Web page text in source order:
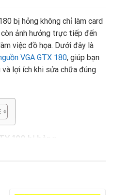
bị hỏng không chỉ làm card
ảnh hưởng trực tiếp đến
việc đồ họa. Dưới đây là
VGA GTX 180, giúp bạn
và lợi ích khi sửa chữa đúng
180 bị hỏng
VGA, màn hình không